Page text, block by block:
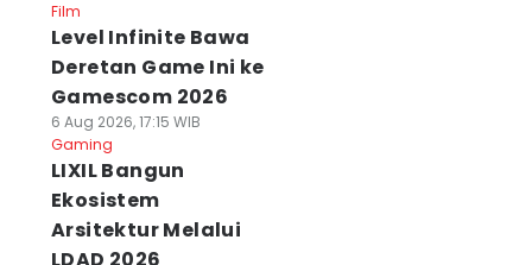
Film
Level Infinite Bawa
Deretan Game Ini ke
Gamescom 2026
6 Aug 2026, 17:15 WIB
Gaming
LIXIL Bangun
Ekosistem
Arsitektur Melalui